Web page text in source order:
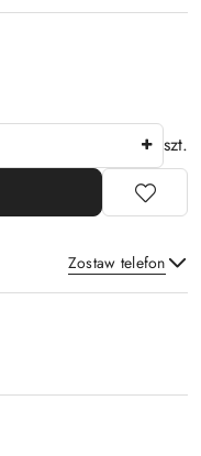
szt.
Zostaw telefon